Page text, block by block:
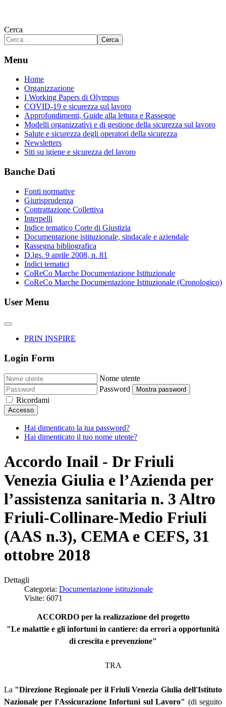
Cerca
Cerca
Menu
Home
Organizzazione
I Working Papers di Olympus
COVID-19 e sicurezza sul lavoro
Approfondimenti, Guide alla lettura e Rassegne
Modelli organizzativi e di gestione della sicurezza sul lavoro
Salute e sicurezza degli operatori della sicurezza
Newsletters
Siti su igiene e sicurezza del lavoro
Banche Dati
Fonti normative
Giurisprudenza
Contrattazione Collettiva
Interpelli
Indice tematico Corte di Giustizia
Documentazione istituzionale, sindacale e aziendale
Rassegna bibliografica
D.lgs. 9 aprile 2008, n. 81
Indici tematici
CoReCo Marche Documentazione Istituzionale
CoReCo Marche Documentazione Istituzionale (Cronologico)
User Menu
PRIN INSPIRE
Login Form
Nome utente
Password
Mostra password
Ricordami
Accesso
Hai dimenticato la tua password?
Hai dimenticato il tuo nome utente?
Accordo Inail - Dr Friuli
Venezia Giulia e l’Azienda per
l’assistenza sanitaria n. 3 Altro
Friuli-Collinare-Medio Friuli
(AAS n.3), CEMA e CEFS, 31
ottobre 2018
Dettagli
Categoria: Documentazione istituzionale
Visite: 6071
ACCORDO per la realizzazione del progetto
"Le malattie e gli infortuni in cantiere: da errori a opportunità
di crescita e prevenzione"
TRA
La "Direzione Regionale per il Friuli Venezia Giulia dell'Istituto
Nazionale per l'Assicurazione Infortuni sul Lavoro" (di seguito